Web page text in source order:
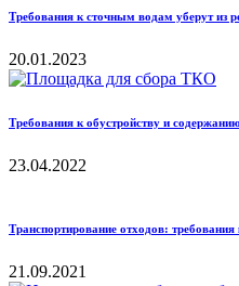
Требования к сточным водам уберут из
20.01.2023
Требования к обустройству и
23.04.2022
Транспортирование отходов: требования
21.09.2021